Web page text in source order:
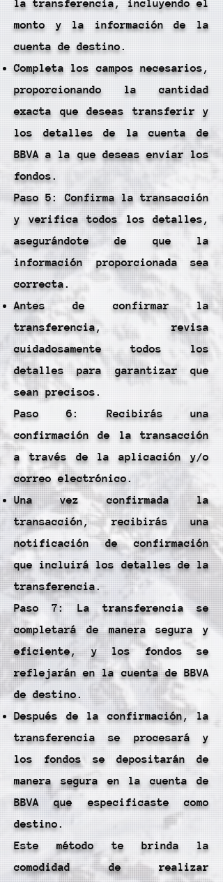
la transferencia, incluyendo el
monto y la información de la
cuenta de destino.
Completa los campos necesarios,
proporcionando la cantidad
exacta que deseas transferir y
los detalles de la cuenta de
BBVA a la que deseas enviar los
fondos.
Paso 5: Confirma la transacción
y verifica todos los detalles,
asegurándote de que la
información proporcionada sea
correcta.
Antes de confirmar la
transferencia, revisa
cuidadosamente todos los
detalles para garantizar que
sean precisos.
Paso 6: Recibirás una
confirmación de la transacción
a través de la aplicación y/o
correo electrónico.
Una vez confirmada la
transacción, recibirás una
notificación de confirmación
que incluirá los detalles de la
transferencia.
Paso 7: La transferencia se
completará de manera segura y
eficiente, y los fondos se
reflejarán en la cuenta de BBVA
de destino.
Después de la confirmación, la
transferencia se procesará y
los fondos se depositarán de
manera segura en la cuenta de
BBVA que especificaste como
destino.
Este método te brinda la
comodidad de realizar